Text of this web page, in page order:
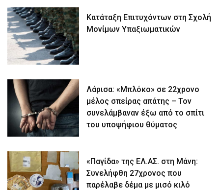
Κατάταξη Επιτυχόντων στη Σχολή
Μονίμων Υπαξιωματικών
Λάρισα: «Μπλόκο» σε 22χρονο
μέλος σπείρας απάτης – Τον
συνελάμβαναν έξω από το σπίτι
του υποψήφιου θύματος
«Παγίδα» της ΕΛ.ΑΣ. στη Μάνη:
Συνελήφθη 27χρονος που
παρέλαβε δέμα με μισό κιλό